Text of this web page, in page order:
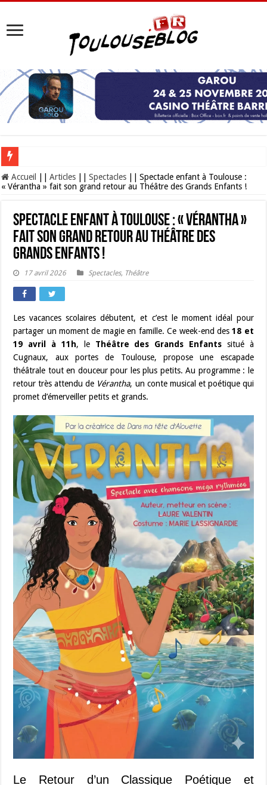
Les Nocturnes de la Cité de l’espace 2026 : l’événement incontournable de
Accueil Articles Spectacles
Spectacle enfant à Toulouse :
« Vérantha » fait son grand retour au Théâtre des Grands Enfants !
Spectacle enfant à Toulouse : « Vérantha »
fait son grand retour au Théâtre des
Grands Enfants !
17 avril 2026 Spectacles, Théâtre
Les vacances scolaires débutent, et c’est le moment idéal pour
partager un moment de magie en famille. Ce week-end des18 et
19 avril à 11h, le Théâtre des Grands Enfants situé à
Cugnaux, aux portes de Toulouse, propose une escapade
théâtrale tout en douceur pour les plus petits. Au programme : le
retour très attendu de Vérantha, un conte musical et poétique qui
promet d’émerveiller petits et grands.
Le Retour d’un Classique Poétique et